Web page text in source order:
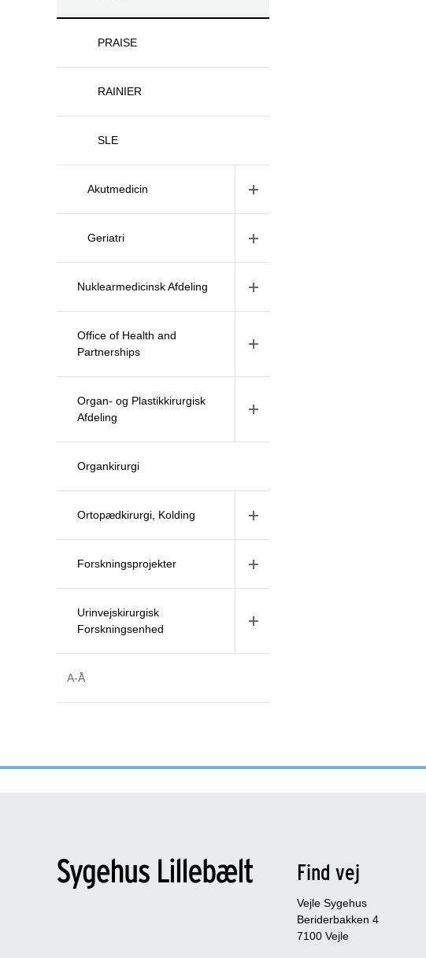
PRAISE
RAINIER
SLE
Akutmedicin
Geriatri
Nuklearmedicinsk Afdeling
Office of Health and
Partnerships
Organ- og Plastikkirurgisk
Afdeling
Organkirurgi
Ortopædkirurgi, Kolding
Forskningsprojekter
Urinvejskirurgisk
Forskningsenhed
A-Å
Find vej
Vejle Sygehus
Beriderbakken 4
7100 Vejle